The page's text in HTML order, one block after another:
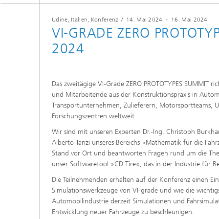
Produktion
KI-Lösungen für Digitalisierung und
Nachhaltigkeit
Quantencomputing in der
Bildverarbeitung
®
und Computing«
Business Analytics und
Anomaliedetektion
Finanz- und
Versicherungsmathematik
®
»Analytics und Computing«
optimierung
Seismische Datenverarbeitung
Datenanalyse und Künstliche
Skalierbare parallele
3D
Udine, Italien, Konferenz / 14. Mai 2024 - 16. Mai 2024
VI-GRADE ZERO
2024
Das zweitägige VI-Grade ZERO PROTOTYPES SUMMIT
und Mitarbeitende aus der Konstruktionspraxis in
Transportunternehmen, Zulieferern, Motorsportteams,
Forschungszentren weltweit.
Wir sind mit unseren Experten Dr.-Ing. Christoph
Alberto Tanzi unseres Bereichs »Mathematik für die
Stand vor Ort und beantworten Fragen rund um die
unser Softwaretool »CD Tire«, das in der Industrie für
Die Teilnehmenden erhalten auf der Konferenz einen
Simulationswerkzeuge von VI-grade und wie die
Automobilindustrie derzeit Simulationen und
Entwicklung neuer Fahrzeuge zu beschleunigen.